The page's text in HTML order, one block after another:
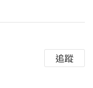
追蹤